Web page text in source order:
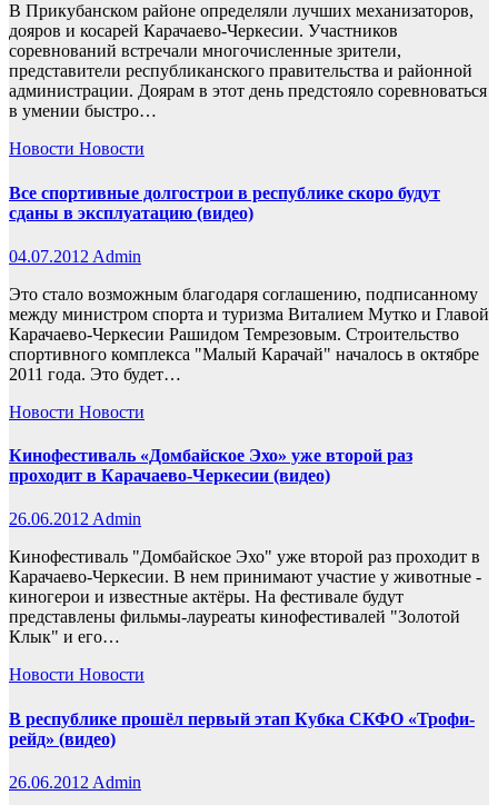
В Прикубанском районе определяли лучших механизаторов,
дояров и косарей Карачаево-Черкесии. Участников
соревнований встречали многочисленные зрители,
представители республиканского правительства и районной
администрации. Доярам в этот день предстояло соревноваться
в умении быстро…
Новости Новости
Все спортивные долгострои в республике скоро будут
сданы в эксплуатацию (видео)
04.07.2012 Admin
Это стало возможным благодаря соглашению, подписанному
между министром спорта и туризма Виталием Мутко и Главой
Карачаево-Черкесии Рашидом Темрезовым. Строительство
спортивного комплекса "Малый Карачай" началось в октябре
2011 года. Это будет…
Новости Новости
Кинофестиваль «Домбайское Эхо» уже второй раз
проходит в Карачаево-Черкесии (видео)
26.06.2012Admin
Кинофестиваль "Домбайское Эхо" уже второй раз проходит в
Карачаево-Черкесии. В нем принимают участие у животные -
киногерои и известные актёры. На фестивале будут
представлены фильмы-лауреаты кинофестивалей "Золотой
Клык" и его…
Новости Новости
В республике прошёл первый этап Кубка СКФО «Трофи-
рейд» (видео)
26.06.2012 Admin